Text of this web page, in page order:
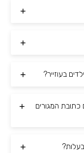
בעוזייר?
כתובת המגורים
בעלות?